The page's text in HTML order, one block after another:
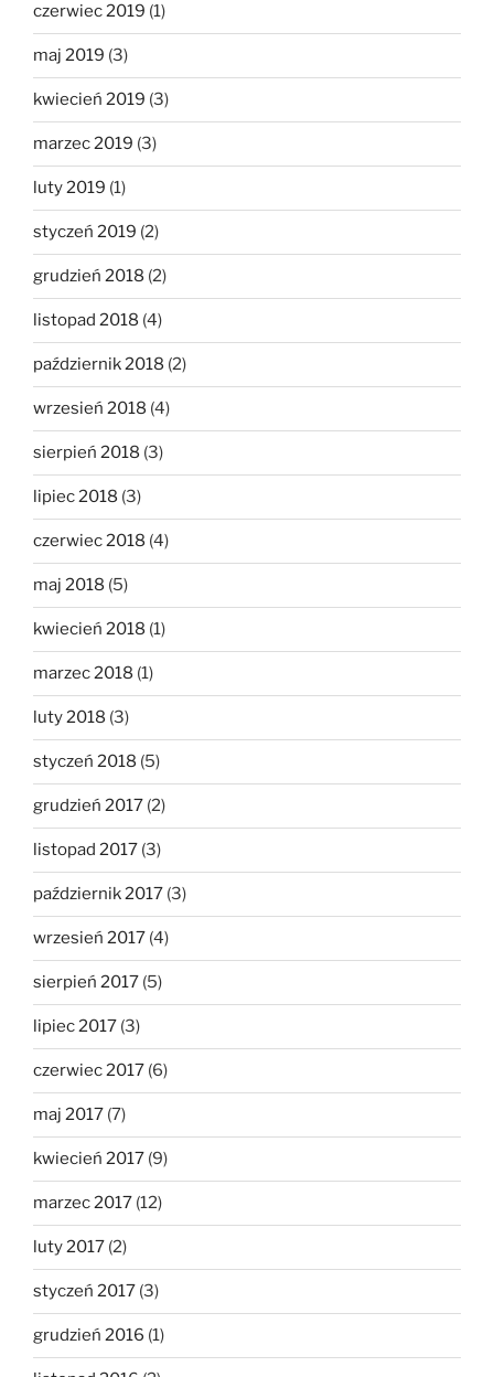
czerwiec 2019 (1)
maj 2019 (3)
kwiecień 2019 (3)
marzec 2019 (3)
luty 2019 (1)
styczeń 2019 (2)
grudzień 2018 (2)
listopad 2018 (4)
październik 2018 (2)
wrzesień 2018 (4)
sierpień 2018 (3)
lipiec 2018 (3)
czerwiec 2018 (4)
maj 2018 (5)
kwiecień 2018 (1)
marzec 2018 (1)
luty 2018 (3)
styczeń 2018 (5)
grudzień 2017 (2)
listopad 2017 (3)
październik 2017 (3)
wrzesień 2017 (4)
sierpień 2017 (5)
lipiec 2017 (3)
czerwiec 2017 (6)
maj 2017 (7)
kwiecień 2017 (9)
marzec 2017 (12)
luty 2017 (2)
styczeń 2017 (3)
grudzień 2016 (1)